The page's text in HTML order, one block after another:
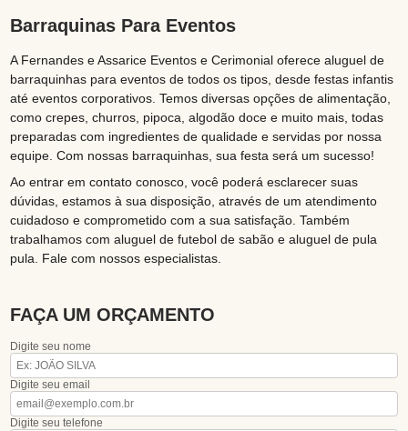
Barraquinas Para Eventos
A Fernandes e Assarice Eventos e Cerimonial oferece aluguel de
barraquinhas para eventos de todos os tipos, desde festas infantis
até eventos corporativos. Temos diversas opções de alimentação,
como crepes, churros, pipoca, algodão doce e muito mais, todas
preparadas com ingredientes de qualidade e servidas por nossa
equipe. Com nossas barraquinhas, sua festa será um sucesso!
Ao entrar em contato conosco, você poderá esclarecer suas
dúvidas, estamos à sua disposição, através de um atendimento
cuidadoso e comprometido com a sua satisfação. Também
trabalhamos com aluguel de futebol de sabão e aluguel de pula
pula. Fale com nossos especialistas.
FAÇA UM ORÇAMENTO
Digite seu nome
Digite seu email
Digite seu telefone